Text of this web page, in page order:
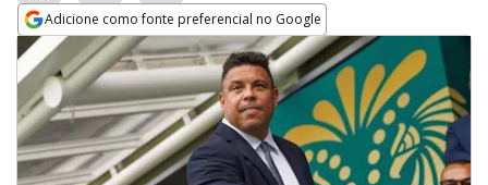
Adicione como fonte preferencial no Google
Opens in new window